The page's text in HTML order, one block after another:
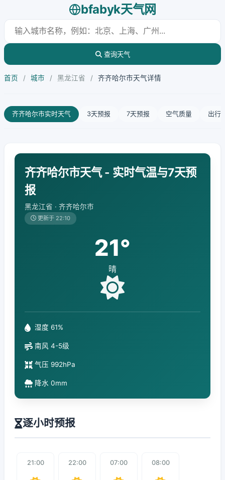
bfabyk天气网
查询天气
首页 / 城市 / 黑龙江省 / 齐齐哈尔市天气详情
齐齐哈尔市实时天气 3天预报 7天预报 空气质量 出行
齐齐哈尔市天气 - 实时气温与7天预
报
黑龙江省 · 齐齐哈尔市
更新于 22:10
21°
晴
湿度 61%
南风 4-5级
气压 992hPa
降水 0mm
逐小时预报
21:00 22:00 07:00 08:00